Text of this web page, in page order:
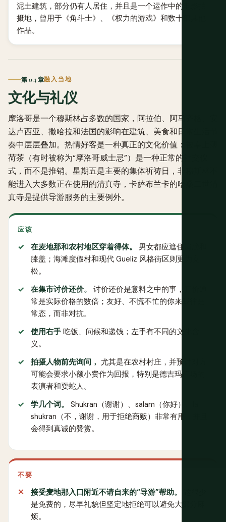
泥土建筑，部分仍有人居住，并且是一个运作中的电影拍
摄地，曾用于《角斗士》、《权力的游戏》和数十部其他
作品。
第 04 章融入当地
文化与礼仪
摩洛哥是一个穆斯林占多数的国家，阿拉伯、阿马齐格、安
达卢西亚、撒哈拉和法国的影响在建筑、美食和日常生活节
奏中层层叠加。热情好客是一种真正的文化价值：被奉上薄
荷茶（有时被称为“摩洛哥威士忌”）是一种正常的社交仪
式，而不是推销。星期五是主要的集体祈祷日，非穆斯林不
能进入大多数正在使用的清真寺，卡萨布兰卡的哈桑二世清
真寺是提供导游服务的主要例外。
应该
在麦地那和农村地区穿着得体。
男女都应遮住肩膀和
膝盖；海滩度假村和现代 Gueliz 风格街区则更为宽
松。
在集市讨价还价。
讨价还价是意料之中的事，开价通
常是实际价格的数倍；友好、不慌不忙的你来我往是
常态，而非对抗。
使用右手 吃饭、问候和递钱；左手有不同的文化含
义。
拍摄人物前先询问， 尤其是在农村村庄，并预计对方
可能会要求小额小费作为回报，特别是德吉玛广场的
表演者和耍蛇人。
学几个词。
Shukran（谢谢）、salam（你好）、la
shukran（不，谢谢，用于拒绝商贩）非常有用，并且
会得到真诚的赞赏。
不要
接受麦地那入口附近不请自来的“导游”帮助。
是免费的，尽早礼貌但坚定地拒绝可以避免大部分麻
烦。